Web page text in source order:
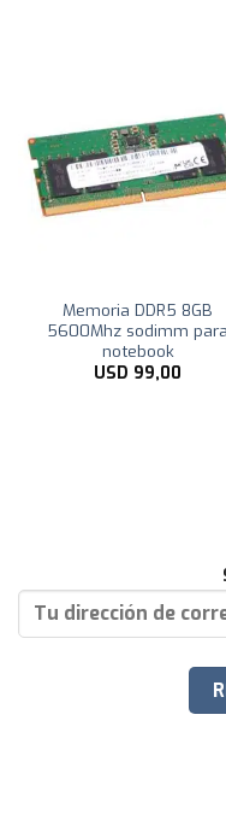
Memoria DDR5 8GB
5600Mhz sodimm para
notebook
USD 99,00